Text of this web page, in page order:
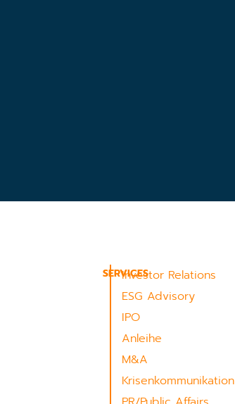
SERVICES
Investor Relations
ESG Advisory
IPO
Anleihe
M&A
Krisenkommunikation